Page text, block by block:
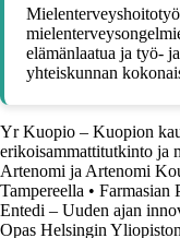
elämänlaatua ja työ-
yhteiskunnan
Yr Kuopio – Kuopion
erikoisammattitutkinto ja
Artenomi ja Artenomi
Tampereella • Farmasian
Entedi – Uuden ajan
Opas Helsingin